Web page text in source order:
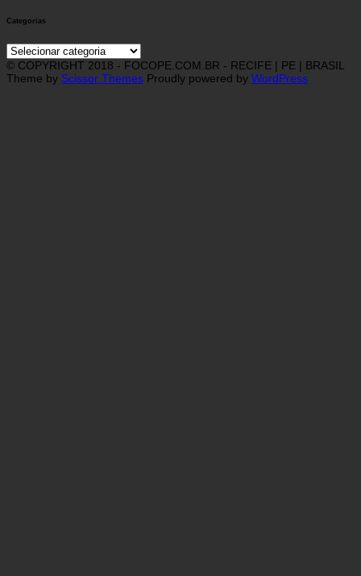
Categorias
Categorias
© COPYRIGHT 2018 - FOCOPE.COM.BR - RECIFE | PE | BRASIL
Theme by Scissor Themes Proudly powered by WordPress